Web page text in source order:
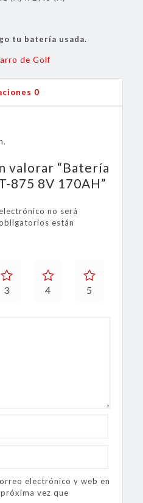
tu batería usada.
de Golf
0
valorar “Batería
875 8V 170AH”
no será
están
3 4 5
electrónico y web en
vez que